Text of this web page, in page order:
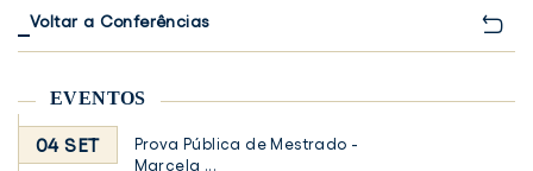
Voltar a Conferências
EVENTOS
04 SET
Prova Pública de Mestrado -
Marcela ...